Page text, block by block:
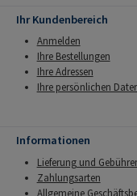
Ihr Kundenbereich
Anmelden
Ihre Bestellungen
Ihre Adressen
Ihre persönlichen
Informationen
Lieferung und
Zahlungsarten
Allgemeine